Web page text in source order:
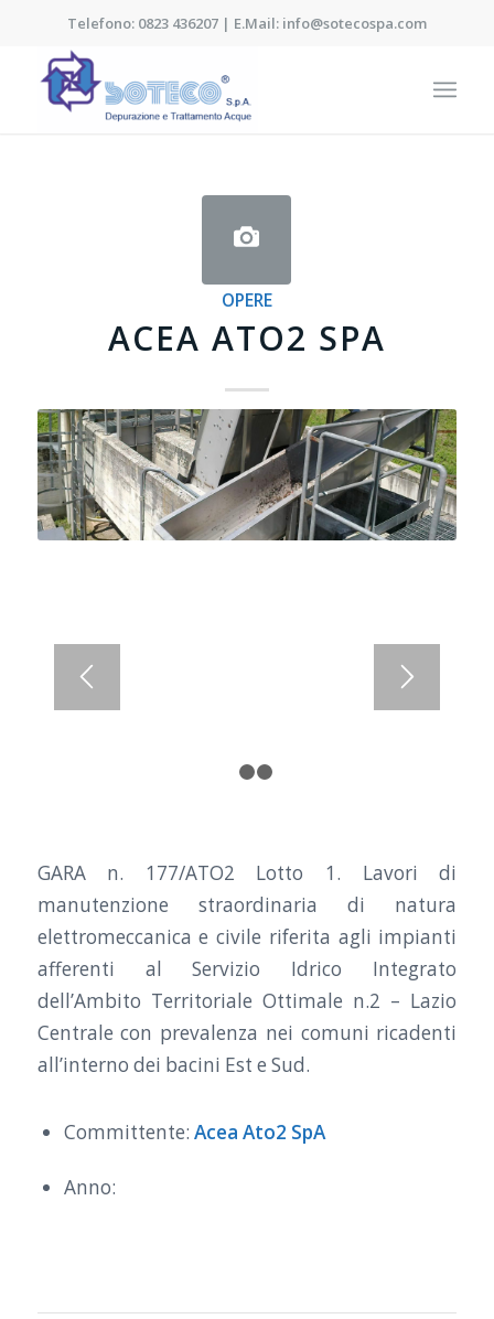
Telefono: 0823 436207 | E.Mail: info@sotecospa.com
OPERE
ACEA ATO2 SPA
GARA n. 177/ATO2 Lotto 1. Lavori di
manutenzione straordinaria di natura
elettromeccanica e civile riferita agli impianti
afferenti al Servizio Idrico Integrato
dell’Ambito Territoriale Ottimale n.2 – Lazio
Centrale con prevalenza nei comuni ricadenti
all’interno dei bacini Est e Sud.
Committente: Acea Ato2 SpA
Anno: